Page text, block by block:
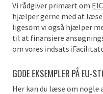
Vi rådgiver primært om
hjælper gerne med at
ligesom vi også hjælper
til at finansiere
om vores indsats
GODE EKSEMPLER PÅ EU-
Her kan du læse om nogle